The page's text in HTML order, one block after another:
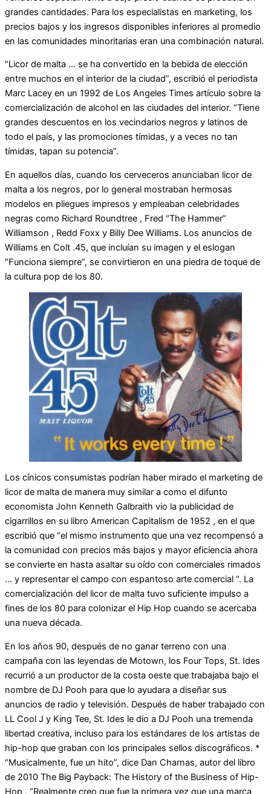
grandes cantidades. Para los especialistas en marketing, los
precios bajos y los ingresos disponibles inferiores al promedio
en las comunidades minoritarias eran una combinación natural.
“Licor de malta … se ha convertido en la bebida de elección
entre muchos en el interior de la ciudad”, escribió el periodista
Marc Lacey en un 1992 de Los Angeles Times artículo sobre la
comercialización de alcohol en las ciudades del interior. “Tiene
grandes descuentos en los vecindarios negros y latinos de
todo el país, y las promociones tímidas, y a veces no tan
tímidas, tapan su potencia”.
En aquellos días, cuando los cerveceros anunciaban licor de
malta a los negros, por lo general mostraban hermosas
modelos en pliegues impresos y empleaban celebridades
negras como Richard Roundtree , Fred “The Hammer”
Williamson , Redd Foxx y Billy Dee Williams. Los anuncios de
Williams en Colt .45, que incluían su imagen y el eslogan
“Funciona siempre”, se convirtieron en una piedra de toque de
la cultura pop de los 80.
Los cínicos consumistas podrían haber mirado el marketing de
licor de malta de manera muy similar a como el difunto
economista John Kenneth Galbraith vio la publicidad de
cigarrillos en su libro American Capitalism de 1952 , en el que
escribió que “el mismo instrumento que una vez recompensó a
la comunidad con precios más bajos y mayor eficiencia ahora
se convierte en hasta asaltar su oído con comerciales rimados
… y representar el campo con espantoso arte comercial “. La
comercialización del licor de malta tuvo suficiente impulso a
fines de los 80 para colonizar el Hip Hop cuando se acercaba
una nueva década.
En los años 90, después de no ganar terreno con una
campaña con las leyendas de Motown, los Four Tops, St. Ides
recurrió a un productor de la costa oeste que trabajaba bajo el
nombre de DJ Pooh para que lo ayudara a diseñar sus
anuncios de radio y televisión. Después de haber trabajado con
LL Cool J y King Tee, St. Ides le dio a DJ Pooh una tremenda
libertad creativa, incluso para los estándares de los artistas de
hip-hop que graban con los principales sellos discográficos. *
“Musicalmente, fue un hito”, dice Dan Charnas, autor del libro
de 2010 The Big Payback: The History of the Business of Hip-
Hop . “Realmente creo que fue la primera vez que una marca